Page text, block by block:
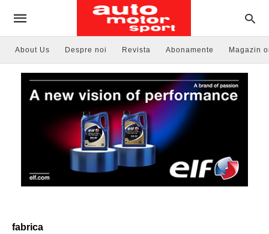
About Us Despre noi Revista Abonamente Magazin
fabrica